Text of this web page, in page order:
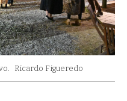
Ricardo Figueredo